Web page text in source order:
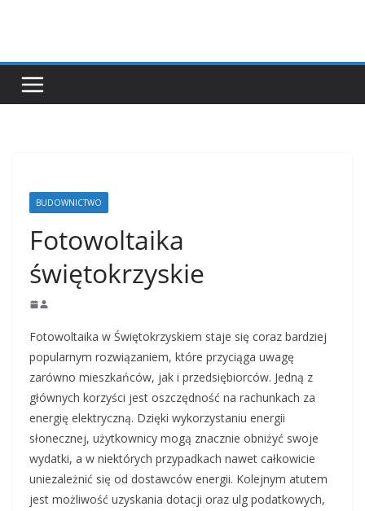
BUDOWNICTWO
Fotowoltaika
świętokrzyskie
Fotowoltaika w Świętokrzyskiem staje się coraz bardziej
popularnym rozwiązaniem, które przyciąga uwagę
zarówno mieszkańców, jak i przedsiębiorców. Jedną z
głównych korzyści jest oszczędność na rachunkach za
energię elektryczną. Dzięki wykorzystaniu energii
słonecznej, użytkownicy mogą znacznie obniżyć swoje
wydatki, a w niektórych przypadkach nawet całkowicie
uniezależnić się od dostawców energii. Kolejnym atutem
jest możliwość uzyskania dotacji oraz ulg podatkowych,